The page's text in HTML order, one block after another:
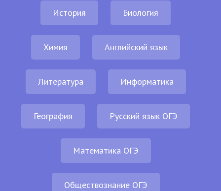
История Биология
Химия Английский язык
Литература Информатика
География Русский язык ОГЭ
Математика ОГЭ
Обществознание ОГЭ